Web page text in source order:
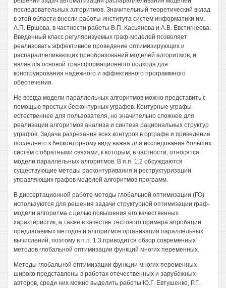
последовательных алгоритмов. Значительный теоретический вклад
в этой области внесли работы института систем информатики им.
А.П. Ершова, в частности работы В.П. Касьянова и A.B. Евстигнеева.
Введенный класс регуляризуемых граф-моделей позволяет
реализовать эффективное проведение оптимизирующих и
распараллеливающих преобразований моделей алгоритмов, и
является основой трансформационного подхода для
конструирования надежного и эффективного программного
обеспечения.
Не всегда модели параллельных алгоритмов можно представить с
помощью простых бесконтурных уграфов. Контурные уграфы
естественнее для пользователя, но значительно сложнее для
реализации алгоритмов анализа и синтеза рациональных структур
уграфов. Задача разрезания всех контуров в орграфе и приведение
последнего к бесконторному виду важна для исследования больших
систем с обратными связями, к которым, в частности, относятся
модели параллельных алгоритмов. В п.п. 1.2 обсуждаются
существующие методы расконтуривания и реструктуризации
управляющих графов моделей алгоритмов программ.
В диссертационной работе методы глобальной оптимизации (ГО)
используются для решения задачи структурной оптимизации граф-
модели алгоритма с целью повышения его качественных
характеристик, а также в качестве тестового примера апробации
предлагаемых методов и алгоритмов организации параллельных
вычислений, поэтому в п.п. 1.3 приводится обзор современных
методов глобальной оптимизации функций многих переменных.
Методы глобальной оптимизации функции многих переменных
широко представлены в работах отечественных и зарубежных
авторов, среди них можно выделить работы Ю.Г. Евтушенко, Р.Г.